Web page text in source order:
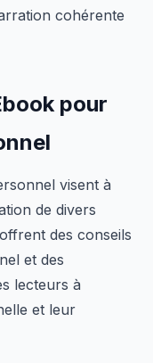
cohérente
pour
visent à
de divers
des conseils
et des
lecteurs à
et leur